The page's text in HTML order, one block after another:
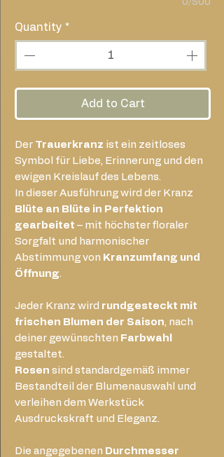
0/500
Quantity *
Add to Cart
Der Trauerkranz ist ein zeitloses
Symbol für Liebe, Erinnerung und den
ewigen Kreislauf des Lebens.
In dieser Ausführung wird der Kranz
Blüte an Blüte in Perfektion
gearbeitet – mit höchster floraler
Sorgfalt und harmonischer
Abstimmung von Kranzumfang und
Öffnung.
Jeder Kranz wird rundgesteckt mit
frischen Blumen der Saison, nach
deiner gewünschten Farbwahl
gestaltet.
Rosen sind standardgemäß immer
Bestandteil der Blumenauswahl und
verleihen dem Werkstück
Ausdruckskraft und Eleganz.
Die angegebenen Durchmesser